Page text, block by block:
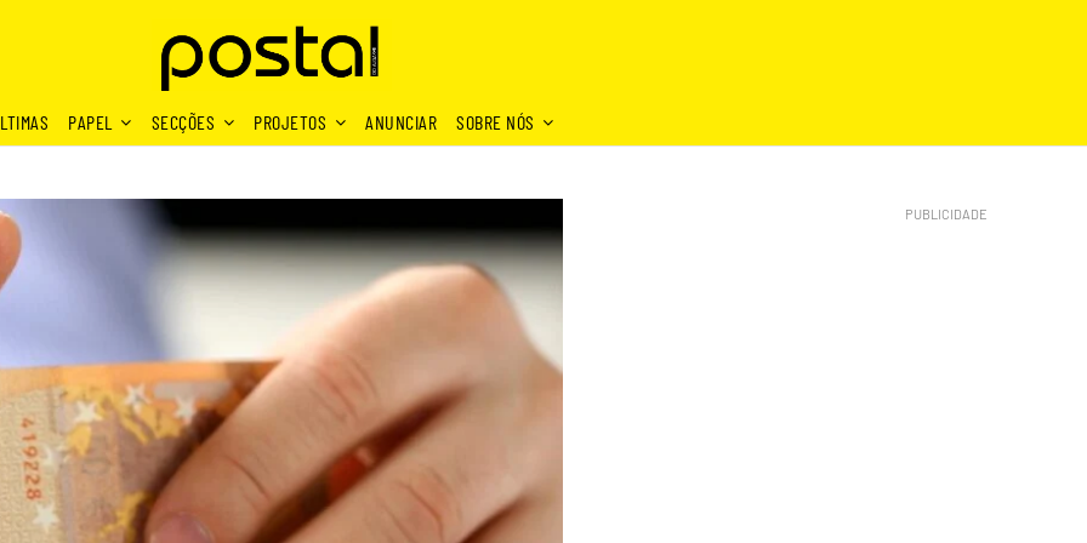
PAPEL SECÇÕES PROJETOS ANUNCIAR SOBRE NÓS